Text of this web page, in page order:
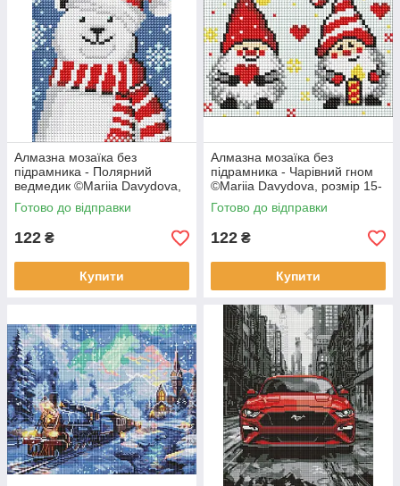
Алмазна мозаїка без
підрамника - Полярний
ведмедик ©Mariia Davydova,
розмір 15-20см..
Готово до відправки
122 ₴
Купити
Алмазна мозаїка без
підрамника - Чарівний гном
©Mariia Davydova, розмір 15-
20см..
Готово до відправки
122 ₴
Купити